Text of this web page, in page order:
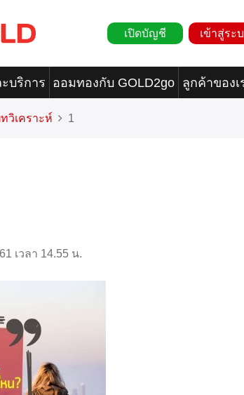
เปิดบัญชี เข้าสู่ระ
บริการ ออมทองกับ GOLD2go ลูกค้าของเ
วิเคราะห์ 1
เวลา 14.55 น.